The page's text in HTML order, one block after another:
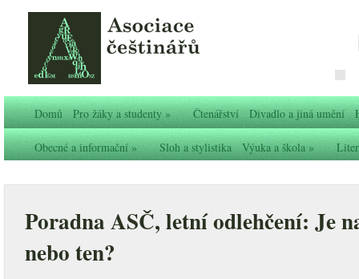
Domů Pro žáky a studenty» Čtenářství Divadlo a jiná umění
Obecné a informační» Sloh a stylistika Výuka a škola»
Poradna ASČ, letní odlehčení: Je
nebo ten?